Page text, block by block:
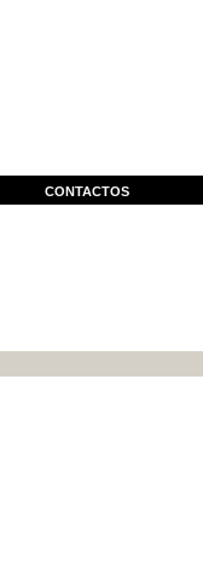
CONTACTOS